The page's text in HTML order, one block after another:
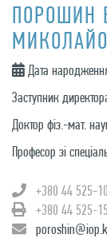
ПОРОШИН
Дата
Заступник
Доктор фіз.-мат.
Професор зі
+380 44 525-
+380 44 525-